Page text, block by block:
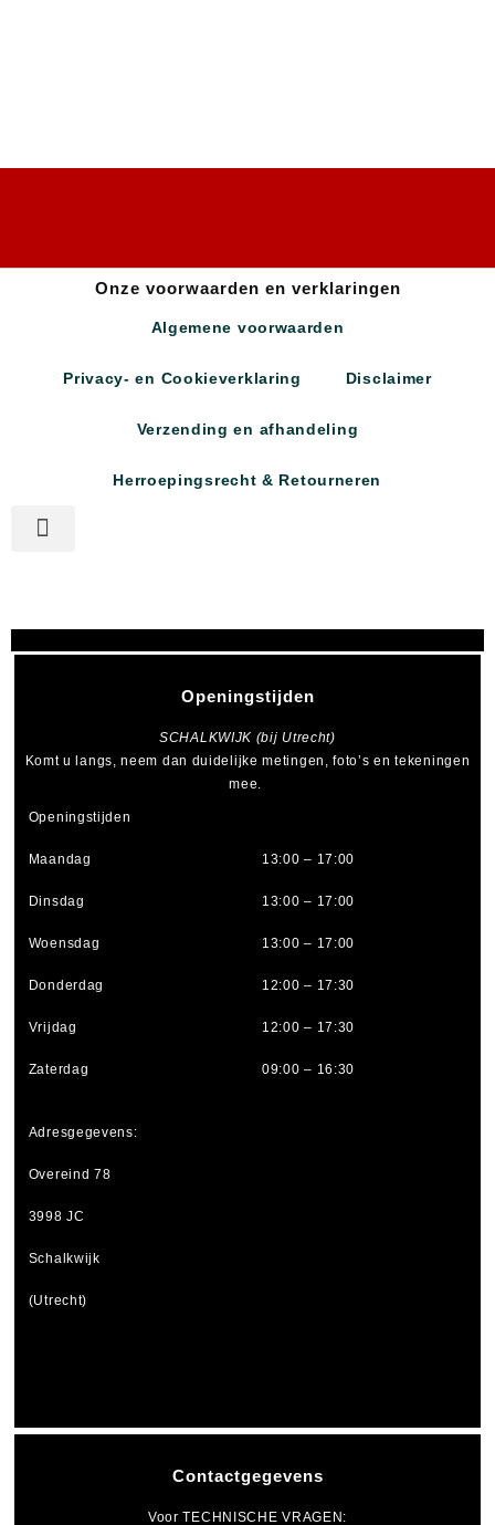
Onze voorwaarden en verklaringen
Algemene voorwaarden
Privacy- en Cookieverklaring Disclaimer
Verzending en afhandeling
Herroepingsrecht & Retourneren
Contactgegevens
VoorTECHNISCHE VRAGEN :
Openingstijden
SCHALKWIJK (bij Utrecht)
Komt u langs, neem dan duidelijke metingen, foto’s en tekeningen
mee.
Openingstijden
Maandag 13:00 – 17:00
Dinsdag 13:00 – 17:00
Woensdag 13:00 – 17:00
Donderdag 12:00 – 17:30
Vrijdag 12:00 – 17:30
Zaterdag 09:00 – 16:30
Adresgegevens:
Overeind 78
3998 JC
Schalkwijk
(Utrecht)